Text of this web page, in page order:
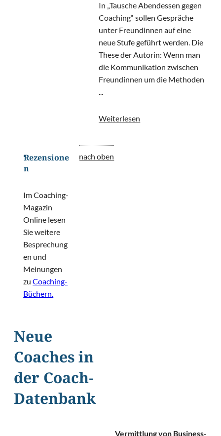
In „Tausche Abendessen gegen
Coaching“ sollen Gespräche
unter Freundinnen auf eine
neue Stufe geführt werden. Die
These der Autorin: Wenn man
die Kommunikation zwischen
Freundinnen um die Methoden
...
Weiterlesen
Rezensione
n
Im Coaching-
Magazin
Online lesen
Sie weitere
Besprechung
en und
Meinungen
zuCoaching-
Büchern.
nach oben
Neue
Coaches in
der Coach-
Datenbank
Vermittlung von Business-